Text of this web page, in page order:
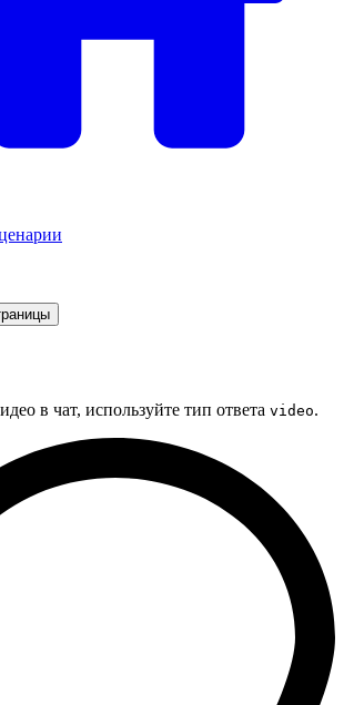
в чат, используйте тип ответа video.